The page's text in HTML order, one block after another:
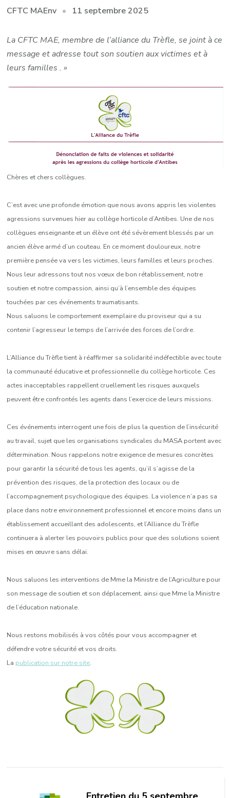
CFTC MAEnv 11 septembre 2025
La CFTC MAE, membre de l’alliance du Trèfle, se joint à ce
message et adresse tout son soutien aux victimes et à
leurs familles . »
Chères et chers collègues.
C’est avec une profonde émotion que nous avons appris les violentes
agressions survenues hier au collège horticole d’Antibes. Une de nos
collègues enseignante et un élève ont été sévèrement blessés par un
ancien élève armé d’un couteau. En ce moment douloureux, notre
première pensée va vers les victimes, leurs familles et leurs proches.
Nous leur adressons tout nos vœux de bon rétablissement, notre
soutien et notre compassion, ainsi qu’à l’ensemble des équipes
touchées par ces événements traumatisants.
Nous saluons le comportement exemplaire du proviseur qui a su
contenir l’agresseur le temps de l’arrivée des forces de l’ordre.
L’Alliance du Trèfle tient à réaffirmer sa solidarité indéfectible avec toute
la communauté éducative et professionnelle du collège horticole. Ces
actes inacceptables rappellent cruellement les risques auxquels
peuvent être confrontés les agents dans l’exercice de leurs missions.
Ces événements interrogent une fois de plus la question de l’insécurité
au travail, sujet que les organisations syndicales du MASA portent avec
détermination. Nous rappelons notre exigence de mesures concrètes
pour garantir la sécurité de tous les agents, qu’il s’agisse de la
prévention des risques, de la protection des locaux ou de
l’accompagnement psychologique des équipes. La violence n’a pas sa
place dans notre environnement professionnel et encore moins dans un
établissement accueillant des adolescents, et l’Alliance du Trèfle
continuera à alerter les pouvoirs publics pour que des solutions soient
mises en œuvre sans délai.
Nous saluons les interventions de Mme la Ministre de l’Agriculture pour
son message de soutien et son déplacement, ainsi que Mme la Ministre
de l’éducation nationale.
Nous restons mobilisés à vos côtés pour vous accompagner et
défendre votre sécurité et vos droits.
La publication sur notre site.